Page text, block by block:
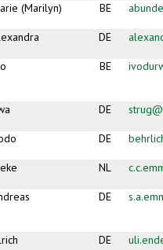
(Marilyn) BE
DE
BE
DE
DE
NL
DE
DE